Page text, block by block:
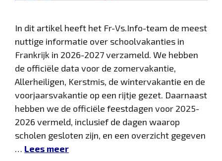
In dit artikel heeft het Fr-Vs.Info-team de meest
nuttige informatie over schoolvakanties in
Frankrijk in 2026-2027 verzameld. We hebben
de officiële data voor de zomervakantie,
Allerheiligen, Kerstmis, de wintervakantie en de
voorjaarsvakantie op een rijtje gezet. Daarnaast
hebben we de officiële feestdagen voor 2025-
2026 vermeld, inclusief de dagen waarop
scholen gesloten zijn, en een overzicht gegeven
… Lees meer